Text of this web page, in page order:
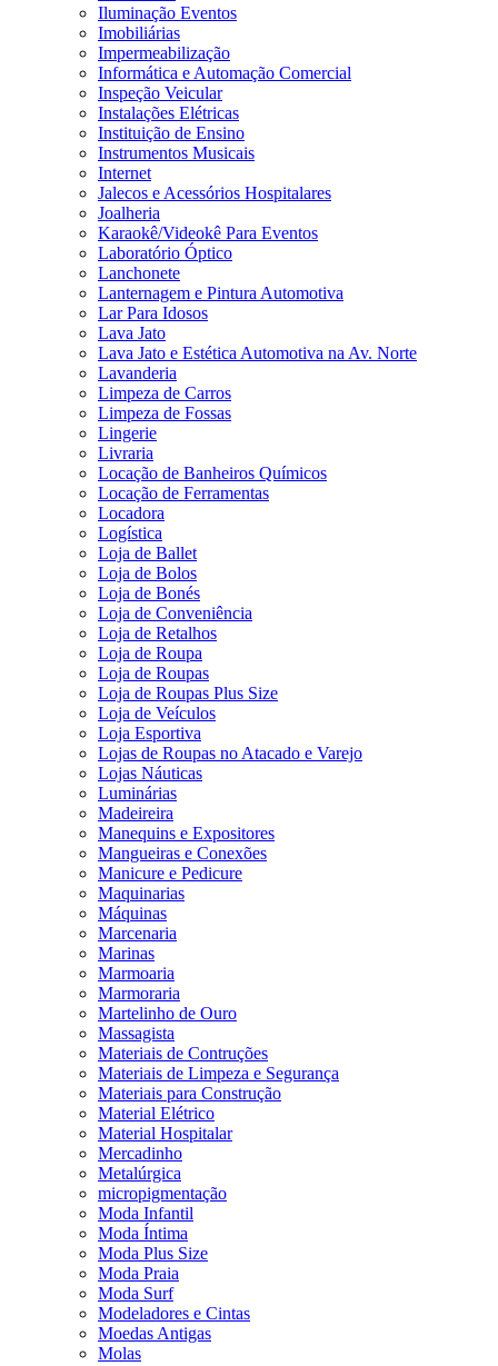
Iluminação Eventos
Imobiliárias
Impermeabilização
Informática e Automação Comercial
Inspeção Veicular
Instalações Elétricas
Instituição de Ensino
Instrumentos Musicais
Internet
Jalecos e Acessórios Hospitalares
Joalheria
Karaokê/Videokê Para Eventos
Laboratório Óptico
Lanchonete
Lanternagem e Pintura Automotiva
Lar Para Idosos
Lava Jato
Lava Jato e Estética Automotiva na Av. Norte
Lavanderia
Limpeza de Carros
Limpeza de Fossas
Lingerie
Livraria
Locação de Banheiros Químicos
Locação de Ferramentas
Locadora
Logística
Loja de Ballet
Loja de Bolos
Loja de Bonés
Loja de Conveniência
Loja de Retalhos
Loja de Roupa
Loja de Roupas
Loja de Roupas Plus Size
Loja de Veículos
Loja Esportiva
Lojas de Roupas no Atacado e Varejo
Lojas Náuticas
Luminárias
Madeireira
Manequins e Expositores
Mangueiras e Conexões
Manicure e Pedicure
Maquinarias
Máquinas
Marcenaria
Marinas
Marmoaria
Marmoraria
Martelinho de Ouro
Massagista
Materiais de Contruções
Materiais de Limpeza e Segurança
Materiais para Construção
Material Elétrico
Material Hospitalar
Mercadinho
Metalúrgica
micropigmentação
Moda Infantil
Moda Íntima
Moda Plus Size
Moda Praia
Moda Surf
Modeladores e Cintas
Moedas Antigas
Molas